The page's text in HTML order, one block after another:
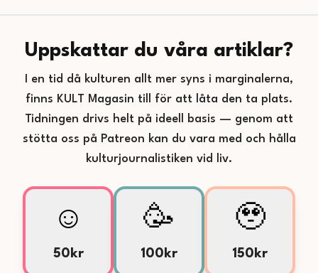
Uppskattar du våra artiklar?
I en tid då kulturen allt mer syns i marginalerna,
finns KULT Magasin till för att låta den ta plats.
Tidningen drivs helt på ideell basis — genom att
stötta oss på Patreon kan du vara med och hålla
kulturjournalistiken vid liv.
☺️
50kr
🥳
100kr
🥹
150kr